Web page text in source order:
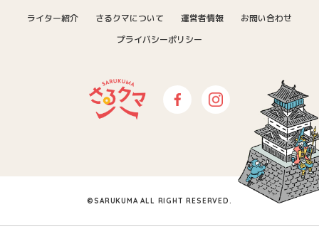
さるクマ-さるこう、熊本-｜熊本の
Facebook Instagram
ライター紹介 さるクマについて 運営者情報
お問い合わせ
プライバシーポリシー
©SARUKUMA ALL RIGHT RESERVED.